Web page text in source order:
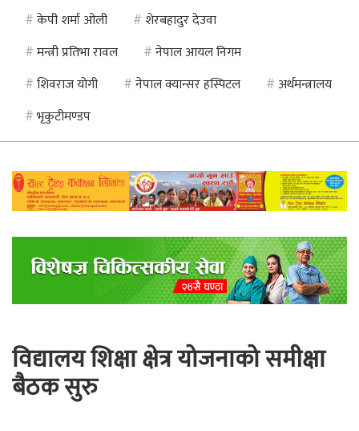
#केपी शर्मा ओली # शेरबहादुर देउवा
#मन्त्री प्रतिभा रावल #नेपाल आयल निगम
#शिवराज योगी #नेपाल क्यान्सर हस्पिटल #अर्थमन्त्रालय
#भृकुटीमण्डप
विद्यालय शिक्षा क्षेत्र योजनाको समीक्षा
बैठक सुरु